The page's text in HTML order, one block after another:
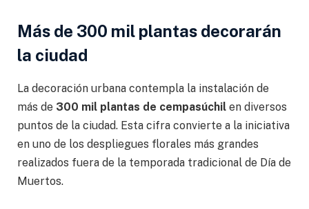
Más de 300 mil plantas decorarán
la ciudad
La decoración urbana contempla la instalación de
más de 300 mil plantas de cempasúchil en diversos
puntos de la ciudad. Esta cifra convierte a la iniciativa
en uno de los despliegues florales más grandes
realizados fuera de la temporada tradicional de Día de
Muertos.